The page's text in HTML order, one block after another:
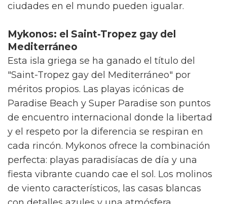
ciudades en el mundo pueden igualar.
Mykonos: el Saint-Tropez gay del
Mediterráneo
Esta isla griega se ha ganado el título del
"Saint-Tropez gay del Mediterráneo" por
méritos propios. Las playas icónicas de
Paradise Beach y Super Paradise son puntos
de encuentro internacional donde la libertad
y el respeto por la diferencia se respiran en
cada rincón. Mykonos ofrece la combinación
perfecta: playas paradisíacas de día y una
fiesta vibrante cuando cae el sol. Los molinos
de viento característicos, las casas blancas